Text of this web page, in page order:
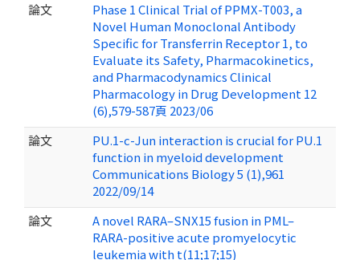
論文
Phase 1 Clinical Trial of PPMX-T003, a
Novel Human Monoclonal Antibody
Specific for Transferrin Receptor 1, to
Evaluate its Safety, Pharmacokinetics,
and Pharmacodynamics Clinical
Pharmacology in Drug Development 12
(6),579-587頁 2023/06
論文
PU.1-c-Jun interaction is crucial for PU.1
function in myeloid development
Communications Biology 5 (1),961
2022/09/14
論文
A novel RARA–SNX15 fusion in PML–
RARA-positive acute promyelocytic
leukemia with t(11;17;15)